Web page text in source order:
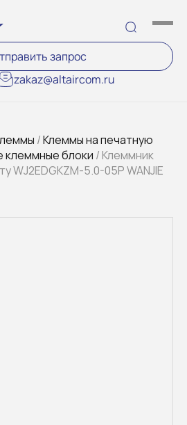
zakaz@altaircom.ru
запрос
/Клеммы на печатную
клеммные блоки / Клеммник
WJ2EDGKZM-5.0-05P WANJIE